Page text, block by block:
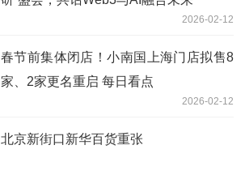
2026-02-12
春节前集体闭店！小南国上海门店拟售8
家、2家更名重启 每日看点
2026-02-12
北京新街口新华百货重张